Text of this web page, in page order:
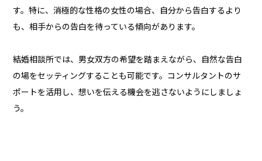
す。特に、消極的な性格の女性の場合、自分から告白するより
も、相手からの告白を待っている傾向があります。
結婚相談所では、男女双方の希望を踏まえながら、自然な告白
の場をセッティングすることも可能です。コンサルタントのサ
ポートを活用し、想いを伝える機会を逃さないようにしましょ
う。